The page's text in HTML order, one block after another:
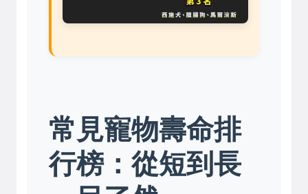
常見寵物壽命排
行榜：從短到長